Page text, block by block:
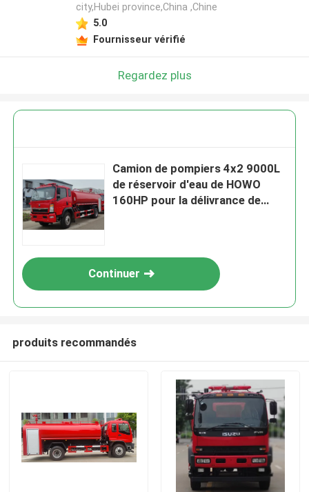
city,Hubei province,China ,Chine
5.0
Fournisseur vérifié
Regardez plus
Camion de pompiers 4x2 9000L
de réservoir d'eau de HOWO
160HP pour la délivrance de
Continuer
produits recommandés